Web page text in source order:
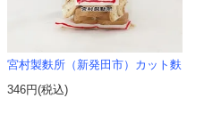
宮村製麩所（新発田市）カット麩
346円(税込)